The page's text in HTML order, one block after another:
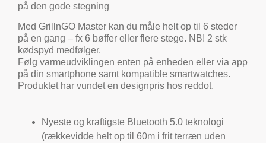
på den gode stegning
Med GrillnGO Master kan du måle helt op til 6 steder
på en gang – fx 6 bøffer eller flere stege. NB! 2 stk
kødspyd medfølger.
Følg varmeudviklingen enten på enheden eller via app
på din smartphone samt kompatible smartwatches.
Produktet har vundet en designpris hos reddot.
Nyeste og kraftigste Bluetooth 5.0 teknologi
(rækkevidde helt op til 60m i frit terræn uden